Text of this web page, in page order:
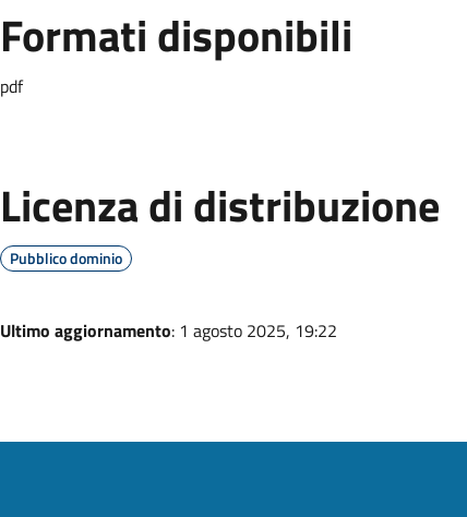
Formati disponibili
pdf
Licenza di distribuzione
Pubblico dominio
Ultimo aggiornamento: 1 agosto 2025, 19:22